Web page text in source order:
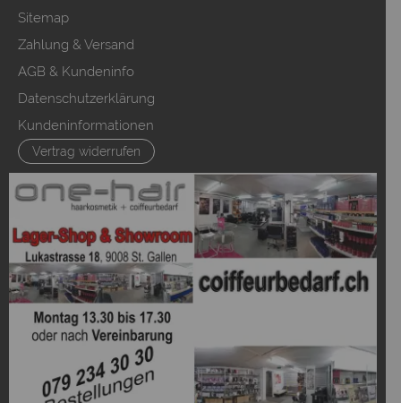
Sitemap
Zahlung & Versand
AGB & Kundeninfo
Datenschutzerklärung
Kundeninformationen
Vertrag widerrufen